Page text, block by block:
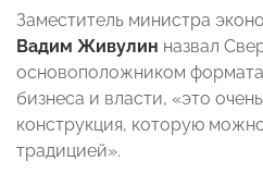
Заместитель министра
Вадим Живулин назвал
основоположником формата
бизнеса и власти, «это
конструкция, которую
традицией».